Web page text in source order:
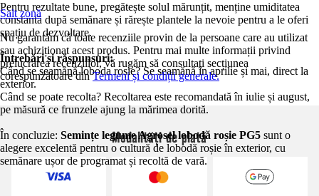
Pentru rezultate bune, pregătește solul mărunțit, menține umiditatea
constantă după semănare și rărește plantele la nevoie pentru a le oferi
spațiu de dezvoltare.
Întrebări și răspunsuri:
Când se seamănă loboda roșie? Se seamănă în aprilie și mai, direct la
exterior.
Când se poate recolta? Recoltarea este recomandată în iulie și august,
pe măsură ce frunzele ajung la mărimea dorită.
În concluzie: Semințe legume Agrosel lobodă roșie PG5 sunt o
alegere excelentă pentru o cultură de lobodă roșie în exterior, cu
semănare ușor de programat și recoltă de vară.
Salt zonă
Nu garantăm că toate recenziile provin de la persoane care au utilizat
sau achiziționat acest produs. Pentru mai multe informații privind
prelucrarea recenziilor, vă rugăm să consultați secțiunea
corespunzătoare dinTermeni și condiții generale.
Modalități de plată